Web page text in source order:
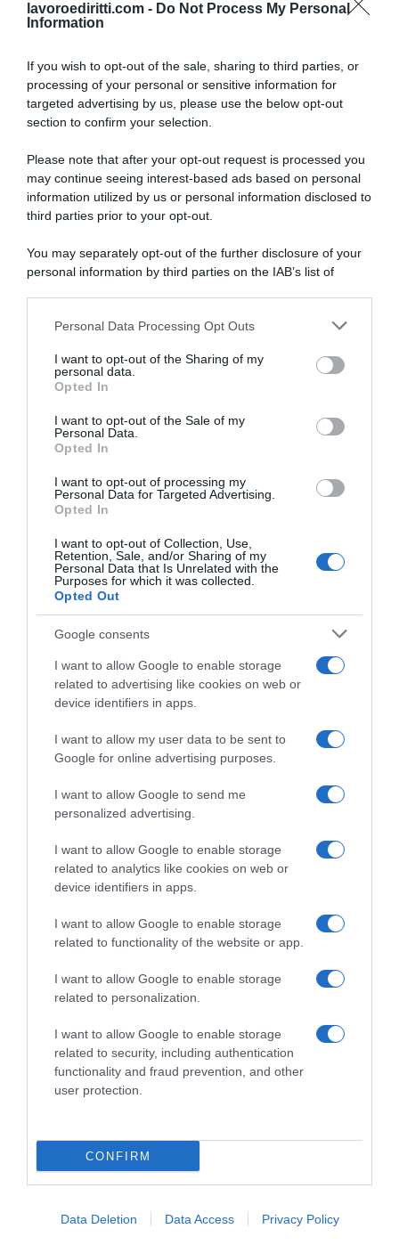
lavoroediritti.com - Do Not Process My Personal
Information
If you wish to opt-out of the sale, sharing to third parties, or
processing of your personal or sensitive information for
targeted advertising by us, please use the below opt-out
section to confirm your selection.
Please note that after your opt-out request is processed you
may continue seeing interest-based ads based on personal
information utilized by us or personal information disclosed to
third parties prior to your opt-out.
You may separately opt-out of the further disclosure of your
personal information by third parties on the IAB’s list of
This information may also be disclosed by us to third parties
disclose it to other third parties.
Please note that this website/app uses one or more Google
services and may gather and store information including but
not limited to your visit or usage behaviour. You may click to
grant or deny consent to Google and its third-party tags to
consent section.
Personal Data Processing Opt Outs
I want to opt-out of the Sharing of my
personal data.
Opted In
I want to opt-out of the Sale of my
Personal Data.
Opted In
I want to opt-out of processing my
Personal Data for Targeted Advertising.
Opted In
I want to opt-out of Collection, Use,
Retention, Sale, and/or Sharing of my
Personal Data that Is Unrelated with the
Purposes for which it was collected.
Opted Out
Google consents
I want to allow Google to enable storage
related to advertising like cookies on web or
device identifiers in apps.
I want to allow my user data to be sent to
Google for online advertising purposes.
I want to allow Google to send me
personalized advertising.
I want to allow Google to enable storage
related to analytics like cookies on web or
device identifiers in apps.
I want to allow Google to enable storage
related to functionality of the website or app.
I want to allow Google to enable storage
related to personalization.
I want to allow Google to enable storage
related to security, including authentication
functionality and fraud prevention, and other
user protection.
CONFIRM
Data Deletion Data Access Privacy Policy
Caldo estremo, torna la
cassa integrazione anche
nel 2026: cosa cambia per
aziende e lavoratori